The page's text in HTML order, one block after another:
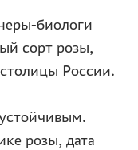
биологи
сорт розы,
России.
розы, дата